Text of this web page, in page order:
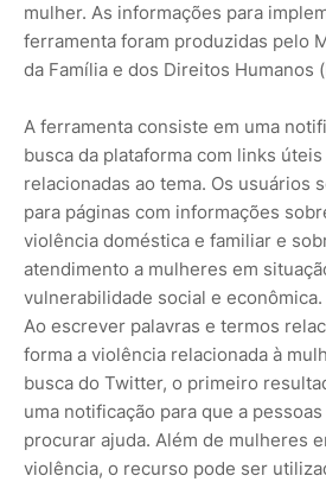
mulher. As informações para
ferramenta foram produzidas pelo
da Família e dos Direitos Humanos
A ferramenta consiste em uma
busca da plataforma com links
relacionadas ao tema. Os usuários
para páginas com informações
violência doméstica e familiar e
atendimento a mulheres em
vulnerabilidade social e econômica.
Ao escrever palavras e termos
forma a violência relacionada à
busca do Twitter, o primeiro
uma notificação para que a
procurar ajuda. Além de mulheres
violência, o recurso pode ser